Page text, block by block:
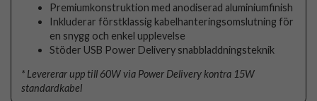
Premiumkonstruktion med anodiserad aluminiumfinish
Inkluderar förstklassig kabelhanteringsomslutning för
en snygg och enkel upplevelse
Stöder USB Power Delivery snabbladdningsteknik
* Levererar upp till 60W via Power Delivery kontra 15W
standardkabel